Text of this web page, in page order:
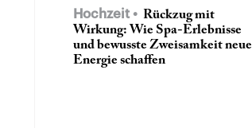
Hochzeit
Rückzug mit
Wirkung: Wie Spa-Erlebnisse
und bewusste Zweisamkeit neue
Energie schaffen